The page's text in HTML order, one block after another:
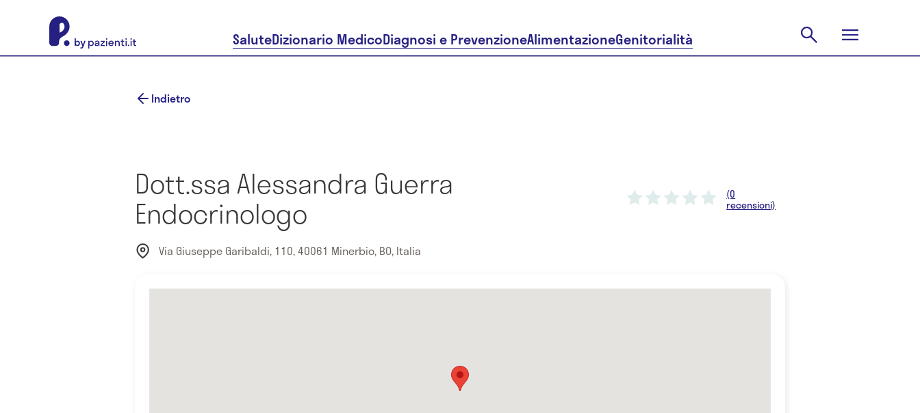
SaluteDizionario MedicoDiagnosi e PrevenzioneAlimentazioneGenitorialità
Indietro
Dott.ssa Alessandra Guerra
Endocrinologo (0
recensioni)
Via Giuseppe Garibaldi, 110, 40061 Minerbio, BO, Italia